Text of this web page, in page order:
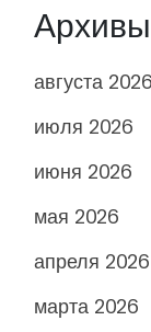
Архивы
августа 2026
июля 2026
июня 2026
мая 2026
апреля 2026
марта 2026